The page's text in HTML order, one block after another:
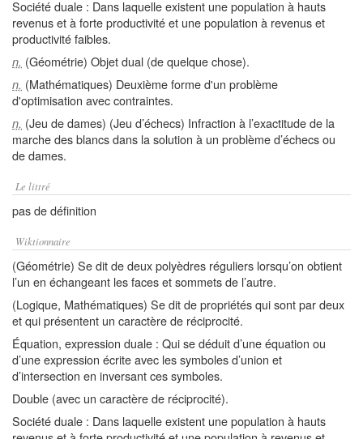
Société duale : Dans laquelle existent une population à hauts
revenus et à forte productivité et une population à revenus et
productivité faibles.
n. (Géométrie) Objet dual (de quelque chose).
n. (Mathématiques) Deuxième forme d'un problème
d'optimisation avec contraintes.
n. (Jeu de dames) (Jeu d’échecs) Infraction à l’exactitude de la
marche des blancs dans la solution à un problème d’échecs ou
de dames.
Le littré
pas de définition
Wiktionnaire
(Géométrie) Se dit de deux polyèdres réguliers lorsqu’on obtient
l’un en échangeant les faces et sommets de l’autre.
(Logique, Mathématiques) Se dit de propriétés qui sont par deux
et qui présentent un caractère de réciprocité.
Équation, expression duale : Qui se déduit d’une équation ou
d’une expression écrite avec les symboles d’union et
d’intersection en inversant ces symboles.
Double (avec un caractère de réciprocité).
Société duale : Dans laquelle existent une population à hauts